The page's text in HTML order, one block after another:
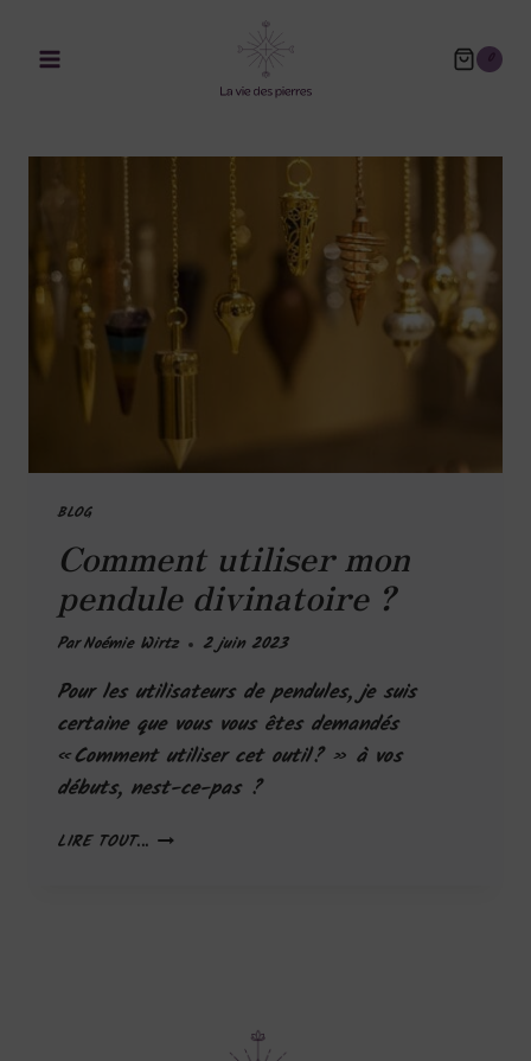
BLOG
Comment utiliser mon
pendule divinatoire ?
ParNoémie Wirtz 2 juin 2023
Pour les utilisateurs de pendules, je suis
certaine que vous vous êtes demandés
« Comment utiliser cet outil? » à vos
débuts, nest-ce-pas ?
LIRE TOUT...